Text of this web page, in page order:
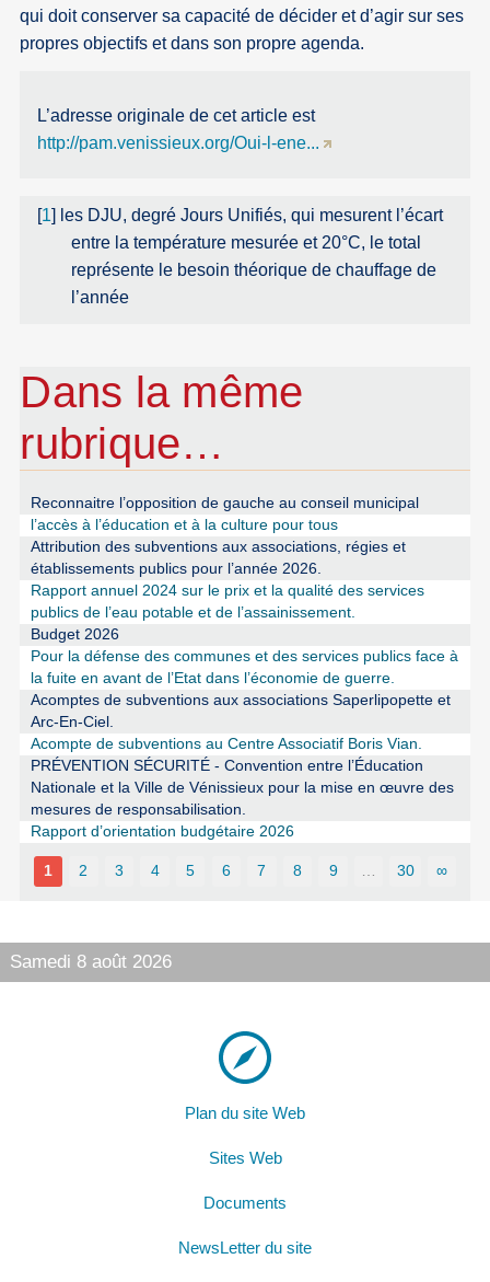
qui doit conserver sa capacité de décider et d’agir sur ses
propres objectifs et dans son propre agenda.
L’adresse originale de cet article est
http://pam.venissieux.org/Oui-l-ene...
[1] les DJU, degré Jours Unifiés, qui mesurent l’écart
entre la température mesurée et 20°C, le total
représente le besoin théorique de chauffage de
l’année
Dans la même
rubrique…
Reconnaitre l’opposition de gauche au conseil municipal
l’accès à l’éducation et à la culture pour tous
Attribution des subventions aux associations, régies et
établissements publics pour l’année 2026.
Rapport annuel 2024 sur le prix et la qualité des services
publics de l’eau potable et de l’assainissement.
Budget 2026
Pour la défense des communes et des services publics face à
la fuite en avant de l’Etat dans l’économie de guerre.
Acomptes de subventions aux associations Saperlipopette et
Arc-En-Ciel.
Acompte de subventions au Centre Associatif Boris Vian.
PRÉVENTION SÉCURITÉ - Convention entre l’Éducation
Nationale et la Ville de Vénissieux pour la mise en œuvre des
mesures de responsabilisation.
Rapport d’orientation budgétaire 2026
1 2 3 4 5 6 7 8 9 … 30 ∞
Samedi 8 août 2026
Plan du site Web
Sites Web
Documents
NewsLetter du site